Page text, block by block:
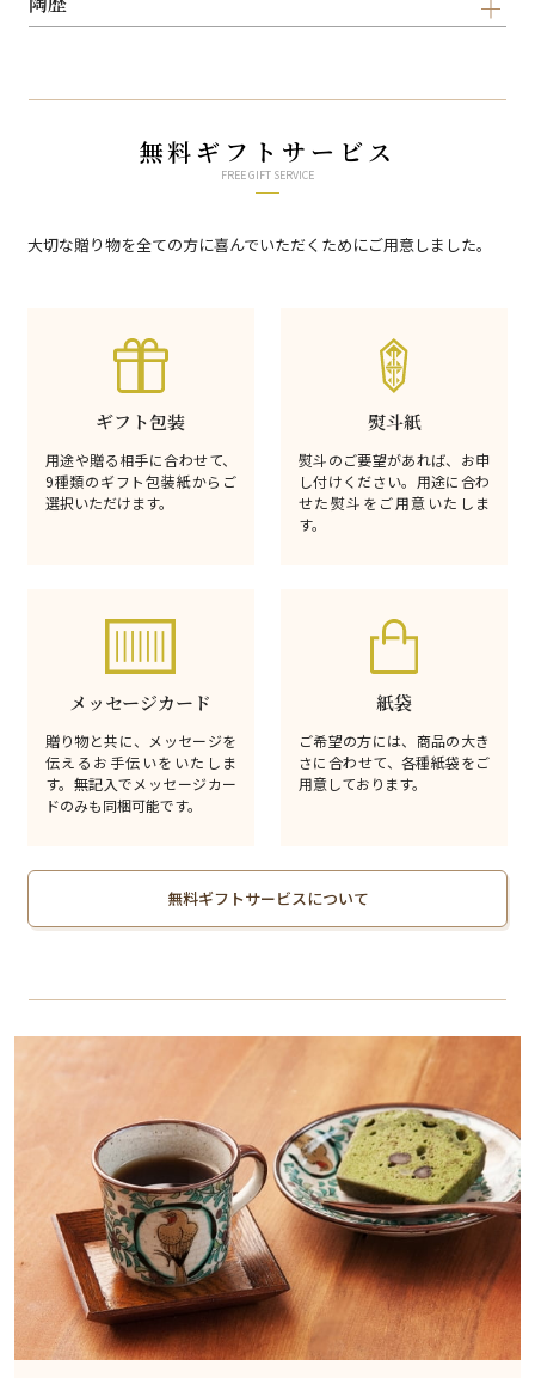
無料ギフトサービス
FREE GIFT SERVICE
大切な贈り物を全ての方に喜んでいただくためにご用意しました。
ギフト包装
用途や贈る相手に合わせて、
9種類のギフト包装紙からご
選択いただけます。
熨斗紙
熨斗のご要望があれば、お申
し付けください。用途に合わ
せた熨斗をご用意いたしま
す。
メッセージカード
贈り物と共に、メッセージを
伝えるお手伝いをいたしま
す。無記入でメッセージカー
ドのみも同梱可能です。
紙袋
ご希望の方には、商品の大き
さに合わせて、各種紙袋をご
用意しております。
無料ギフトサービスについて